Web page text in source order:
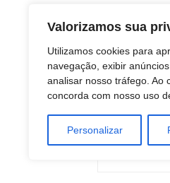
Valorizamos sua
Utilizamos cookies para
navegação, exibir
analisar nosso tráfego. Ao
concorda com nosso uso
Personalizar